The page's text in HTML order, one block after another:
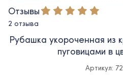
Отзывы
2 отзыва
Рубашка укороченная из
пуговицами в
Артикул: